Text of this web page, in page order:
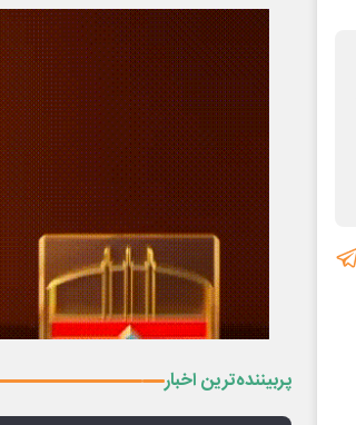
پربیننده‌ترین اخبار